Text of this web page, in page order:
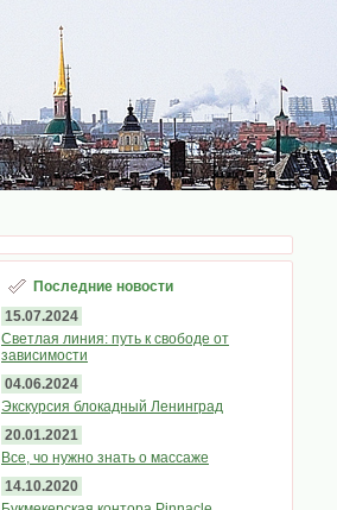
Последние новости
15.07.2024
Светлая линия: путь к свободе от
зависимости
04.06.2024
Экскурсия блокадный Ленинград
20.01.2021
Все, чо нужно знать о массаже
14.10.2020